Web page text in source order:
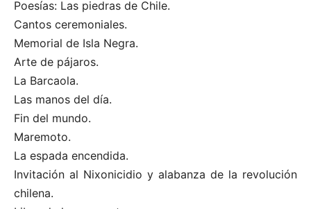
Poesías: Las piedras de Chile.
Cantos ceremoniales.
Memorial de Isla Negra.
Arte de pájaros.
La Barcaola.
Las manos del día.
Fin del mundo.
Maremoto.
La espada encendida.
Invitación al Nixonicidio y alabanza de la revolución
chilena.